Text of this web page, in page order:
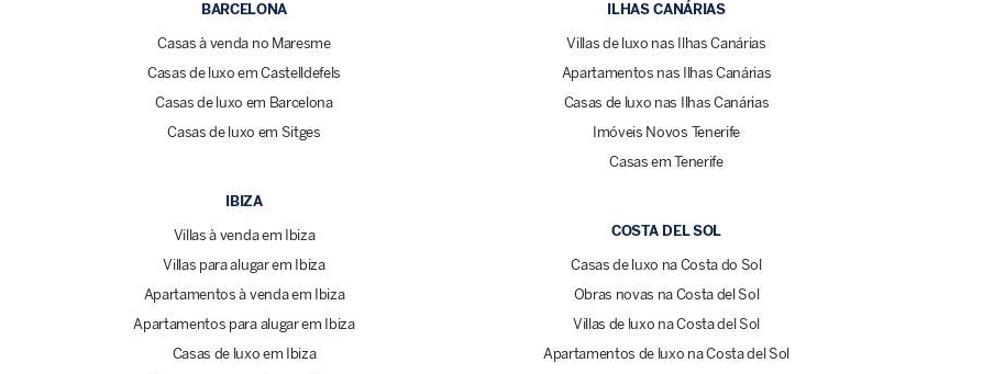
BARCELONA
Casas à venda no Maresme
Casas de luxo em Castelldefels
Casas de luxo em Barcelona
Casas de luxo em Sitges
IBIZA
Villas à venda em Ibiza
Villas para alugar em Ibiza
Apartamentos à venda em Ibiza
Apartamentos para alugar em Ibiza
Casas de luxo em Ibiza
ILHAS CANÁRIAS
Villas de luxo nas Ilhas Canárias
Apartamentos nas Ilhas Canárias
Casas de luxo nas Ilhas Canárias
Imóveis Novos Tenerife
Casas em Tenerife
COSTA DEL SOL
Casas de luxo na Costa do Sol
Obras novas na Costa del Sol
Villas de luxo na Costa del Sol
Apartamentos de luxo na Costa del Sol